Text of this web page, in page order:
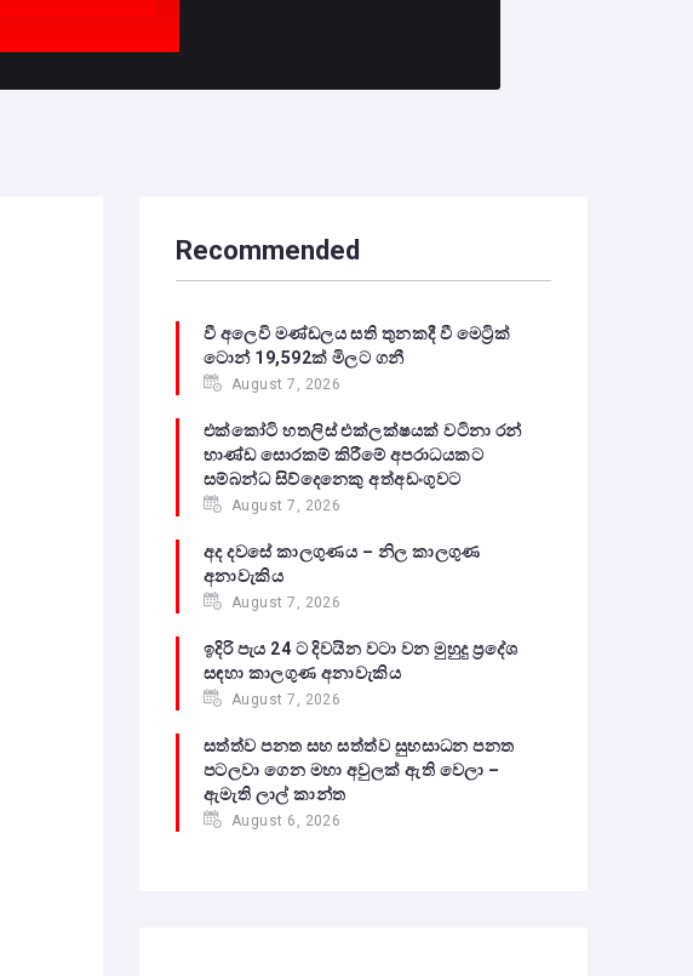
Recommended
වී අලෙවි මණ්ඩලය සති තුනකදී වී මෙට්‍රික්
ටොන් 19,592ක් මිලට ගනී
August 7, 2026
එක්කෝටි හතලිස් එක්ලක්ෂයක් වටිනා රන්
භාණ්ඩ සොරකම් කිරීමේ අපරාධයකට
සම්බන්ධ සිව්දෙනෙකු අත්අඩංගුවට
August 7, 2026
අද දවසේ කාලගුණය – නිල කාලගුණ
අනාවැකිය
August 7, 2026
ඉදිරි පැය 24 ට දිවයින වටා වන මුහුදු ප්‍රදේශ
සඳහා කාලගුණ අනාවැකිය
August 7, 2026
සත්ත්ව පනත සහ සත්ත්ව සුභසාධන පනත
පටලවා ගෙන මහා අවුලක් ඇති වෙලා –
ඇමැති ලාල් කාන්ත
August 6, 2026